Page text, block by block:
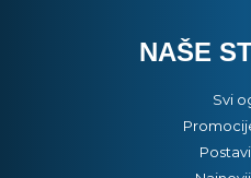
NAŠE
Svi